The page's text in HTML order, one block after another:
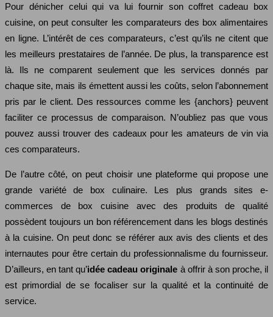
Pour dénicher celui qui va lui fournir son coffret cadeau box
cuisine, on peut consulter les comparateurs des box alimentaires
en ligne. L’intérêt de ces comparateurs, c’est qu’ils ne citent que
les meilleurs prestataires de l’année. De plus, la transparence est
là. Ils ne comparent seulement que les services donnés par
chaque site, mais ils émettent aussi les coûts, selon l’abonnement
pris par le client. Des ressources comme les {anchors} peuvent
faciliter ce processus de comparaison. N’oubliez pas que vous
pouvez aussi trouver des cadeaux pour les amateurs de vin via
ces comparateurs.
De l’autre côté, on peut choisir une plateforme qui propose une
grande variété de box culinaire. Les plus grands sites e-
commerces de box cuisine avec des produits de qualité
possèdent toujours un bon référencement dans les blogs destinés
à la cuisine. On peut donc se référer aux avis des clients et des
internautes pour être certain du professionnalisme du fournisseur.
D’ailleurs, en tant qu’idée cadeau originale à offrir à son proche, il
est primordial de se focaliser sur la qualité et la continuité de
service.